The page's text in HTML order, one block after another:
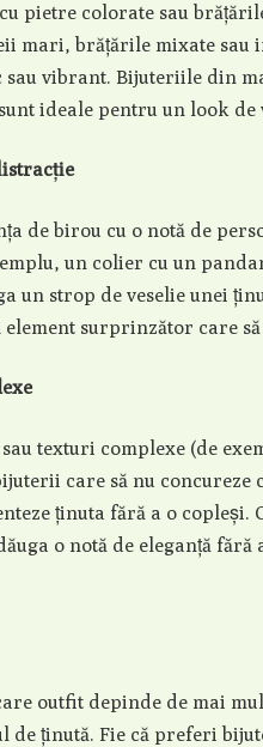
pietre colorate sau
mari, brățările mixate sau
sau vibrant. Bijuteriile din
ideale pentru un look de
de birou cu o notă de
un colier cu un
un strop de veselie unei
surprinzător care
texturi complexe (de
care să nu concureze
ținuta fără a o copleși.
o notă de eleganță
outfit depinde de mai
ținută. Fie că preferi